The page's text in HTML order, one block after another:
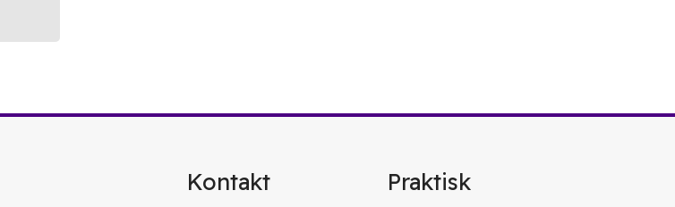
Kontakt Praktisk